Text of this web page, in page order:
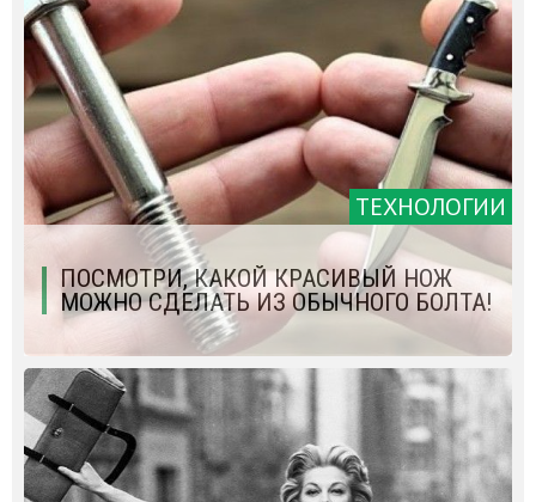
ТЕХНОЛОГИИ
ПОСМОТРИ, КАКОЙ КРАСИВЫЙ НОЖ
МОЖНО СДЕЛАТЬ ИЗ ОБЫЧНОГО БОЛТА!